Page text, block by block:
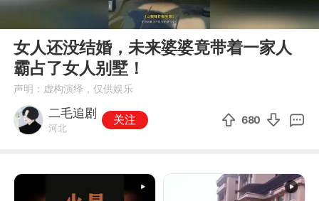
08:38
女人还没结婚，未来婆婆竟带着一家人
霸占了女人别墅！
声明：虚构演绎，仅供娱乐
二毛追剧
河北
关注 680